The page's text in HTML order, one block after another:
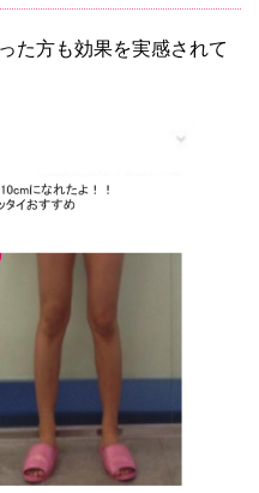
た方も効果を実感されて